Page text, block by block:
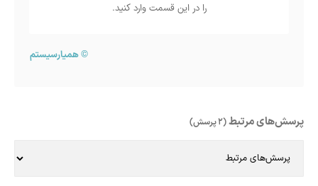
را در این قسمت وارد کنید.
©همیارسیستم
پرسش‌های مرتبط(2 پرسش)